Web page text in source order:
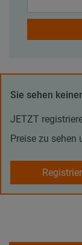
Sie sehen
JETZT
Preise zu sehen